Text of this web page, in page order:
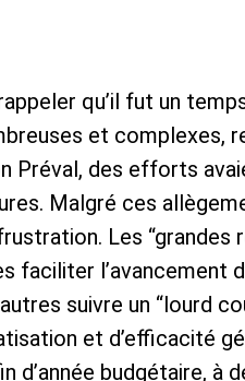
qu’il fut un
et complexes,
Préval, des efforts
Malgré ces
Les “grandes
faciliter l’avancement
suivre un “lourd
et d’efficacité
d’année budgétaire, à